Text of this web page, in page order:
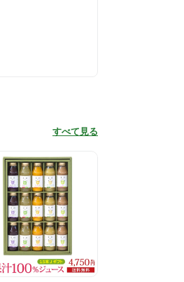
すべて見る